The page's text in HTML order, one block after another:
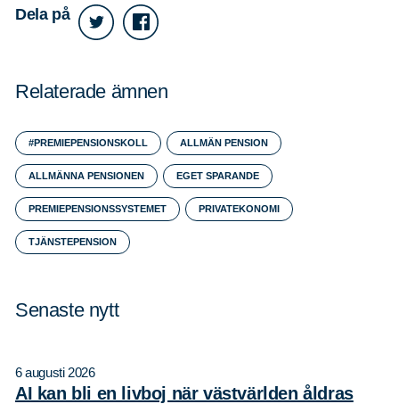
Dela på
Relaterade ämnen
#PREMIEPENSIONSKOLL ALLMÄN PENSION
ALLMÄNNA PENSIONEN EGET SPARANDE
PREMIEPENSIONSSYSTEMET PRIVATEKONOMI
TJÄNSTEPENSION
Senaste nytt
6 augusti 2026
AI kan bli en livboj när västvärlden åldras
Sök på sidan:Sök
efter: